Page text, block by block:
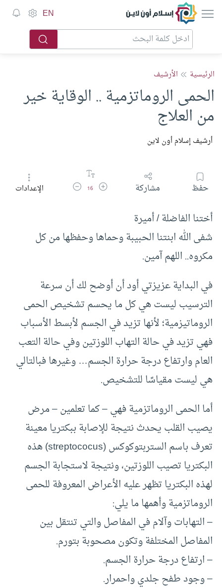
إسلام أون لاين EN
الرئيسية الأرشيف
الحمى الروماتزمية .. الوقاية خير
من العلاج
أرشيف إسلام أون لاين
حفظ مشاركة زيادة حجم الخط
16 تقليل حجم الخطالإعدادات
أختنا الفاضلة / أميرة
شفى الله ابنتنا الحبيبة وحماها وحفظها من كل
مكروه.. اللهم آمين.
في البداية عزيزتي أود أن أوضح لك أن سرعة
الترسيب ليست هي كل ما يحسم تشخيص الحمى
الروماتيزمية؛ لأنها تزيد في الجسم لأبسط الأسباب
فهي تزيد في حالة التهاب اللوزتين وفي حالة التعب
العام وارتفاع درجة حرارة الجسم… وغيرها فبالتالي
هي ليست مقياسًا للتشخيص.
أما الحمى الروماتزمية فهي – كما تعلمين – مرض
يصيب القلب يحدث نتيجة للإصابة ببكتريا معينة
تعرف باسم الستربتوكوكس (streptococus) هذه
البكتريا تصيب اللوزتين، ونتيجة لاستجابة الجسم
لهذه البكتريا تظهر عليه الأعراض المعروفة للحمى
الروماتزمية وأهمها ما يلي:
– التهابات وآلام في المفاصل والتي تنتقل بين
المفاصل المختلفة وتكون مصحوبة بتورم.
– ارتفاع درجة حرارة الجسم.
– وجود طفح جلدي واحمرار.